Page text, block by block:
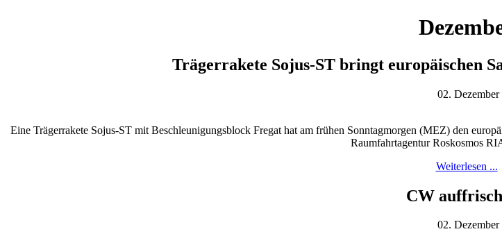
Trägerrakete Sojus-ST bringt europäischen
02. Dezember
Eine Trägerrakete Sojus-ST mit Beschleunigungsblock Fregat hat am frühen Sonntagmorgen (MEZ) den
Raumfahrtagentur Roskosmos
Weiterlesen ...
CW
02. Dezember